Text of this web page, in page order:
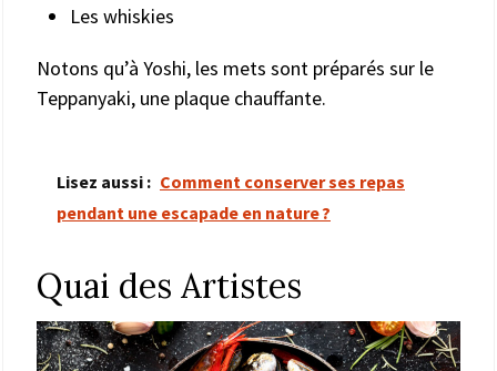
Les whiskies
Notons qu’à Yoshi, les mets sont préparés sur le
Teppanyaki, une plaque chauffante.
Lisez aussi : Comment conserver ses repas
pendant une escapade en nature ?
Quai des Artistes